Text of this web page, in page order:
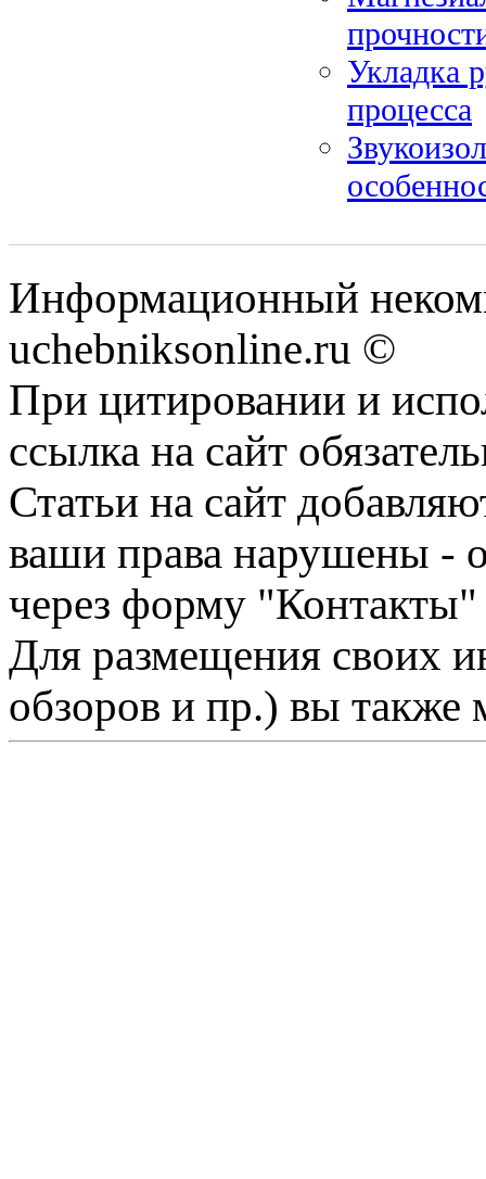
Укладка
процесса
Информационный
uchebniksonline.ru ©
При цитировании и
ссылка на сайт
Статьи на сайт
ваши права нарушены -
через форму "Контакты"
Для размещения своих
обзоров и пр.) вы также